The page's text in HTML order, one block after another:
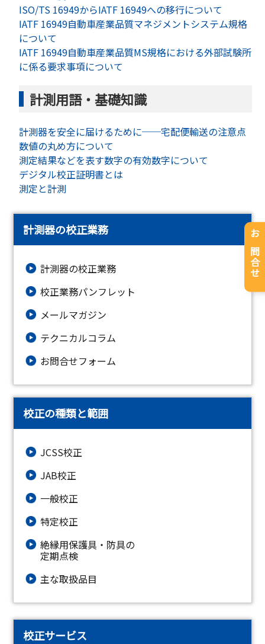
ISO/TS 16949からIATF 16949への移行について
IATF 16949自動車産業品質マネジメントシステム規格
について
IATF 16949自動車産業品質MS規格における外部試験所
に係る要求事項について
計測用語・基礎知識
計測器を安全に届けるために──宅配便輸送の注意点
数値の丸め方について
測定結果などを表す数字の有効数字について
デジタル校正証明書とは
測定と計測
計測器の校正業務
計測器の校正業務
校正業務パンフレット
メールマガジン
テクニカルコラム
お問合せフォーム
校正の種類と範囲
JCSS校正
JAB校正
一般校正
特定校正
絶縁⽤保護具・防具の
定期点検
主な取扱品目
校正サービス
お問合せ